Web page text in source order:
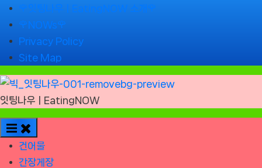
Skip
to
content
🌹잇팅나우ㅣEatingNOW 소개🌹
🌹NOWs🌹
Privacy Policy
Site Map
잇팅나우ㅣEatingNOW
건어물
간장게장